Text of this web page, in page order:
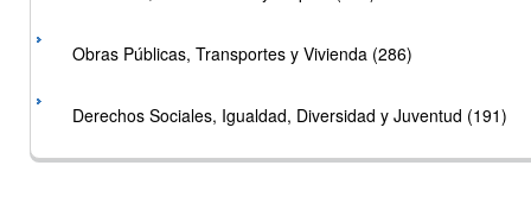
Obras Públicas, Transportes y Vivienda (286)
Derechos Sociales, Igualdad, Diversidad y Juventud (191)